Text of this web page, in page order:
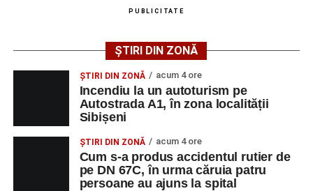
Ultimele știri din Sebeș
Incendiu la un autoturism pe Autostrada A1, în zona
localității Sibișeni
Școala de Fotbal Valea Frumoasei își întărește
lotul pentru noul sezon. Trei achiziții și performanțe
importante la nivel juvenil
PUBLICITATE
ȘTIRI DIN ZONĂ
ȘTIRI DIN ZONĂ acum 4 ore
Incendiu la un autoturism pe
Autostrada A1, în zona localității
Sibișeni
ȘTIRI DIN ZONĂ acum 4 ore
Cum s-a produs accidentul rutier de
pe DN 67C, în urma căruia patru
persoane au ajuns la spital